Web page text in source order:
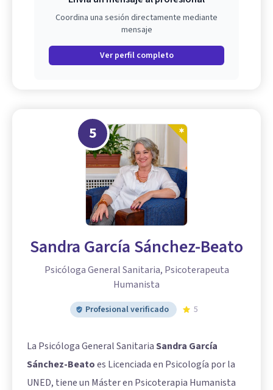
Coordina una sesión directamente mediante
mensaje
Ver perfil completo
5
Sandra García Sánchez-Beato
Psicóloga General Sanitaria, Psicoterapeuta
Humanista
Profesional verificado 5
La Psicóloga General SanitariaSandra García
Sánchez-Beatoes Licenciada en Psicología por la
UNED, tiene un Máster en Psicoterapia Humanista